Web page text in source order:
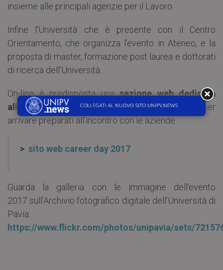
insieme alle principali agenzie per il Lavoro.
Infine l’Università che è presente con il Centro
Orientamento, che organizza l’evento in Ateneo, e la
proposta di master, formazione post laurea e dottorati
di ricerca dell’Università.
On-line è predisposta unasezione web dedicata
all’eventocon info, segnalazioni e dettagli utili per
arrivare preparati all’incontro con le aziende.
> sito web career day 2017
Guarda la galleria con le immagine dell’evento
2017 sull’Archivio fotografico digitale dell’Università di
Pavia:
https://www.flickr.com/photos/unipavia/sets/